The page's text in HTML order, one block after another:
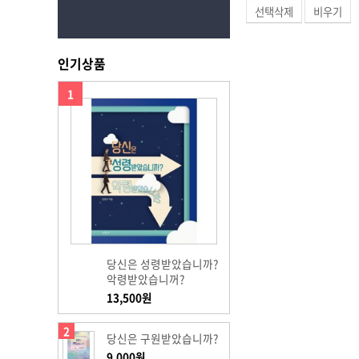
인기상품
1
당신은 성령받았습니까?
악령받았습니꺼?
13,500원
2
당신은 구원받았습니까?
선택삭제 비우기